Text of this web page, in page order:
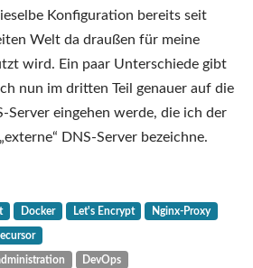
Konfiguration bereits seit
Welt da draußen für meine
wird. Ein paar Unterschiede gibt
nun im dritten Teil genauer auf die
Server eingehen werde, die ich der
DNS-Server bezeichne.
Docker Let's Encrypt Nginx-Proxy
DevOps